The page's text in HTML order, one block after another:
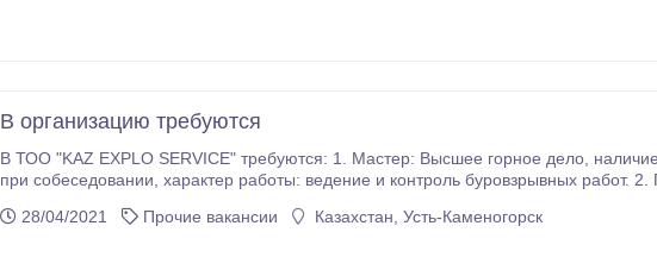
В организацию требуются
В ТОО "KAZ EXPLO SERVICE" требуются: 1. Мастер: Высшее горное дело, наличие ЕКВ, стаж работы от 3 лет, заработная плата
при собеседовании, характер работы: ведение и контроль буровзрывных работ. 2. Геодезист (камеральщик): высшее, стаж
28/04/2021
Прочие вакансии Казахстан, Усть-Каменогорск